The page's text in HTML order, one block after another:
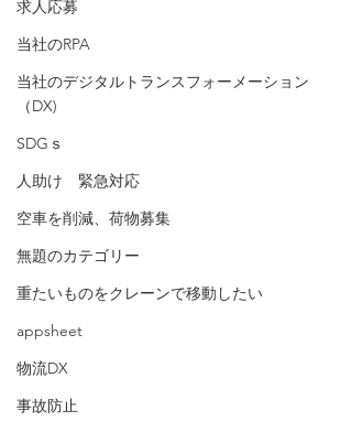
求人応募
当社のRPA
当社のデジタルトランスフォーメーション
（DX)
SDGｓ
人助け 緊急対応
空車を削減、荷物募集
無題のカテゴリー
重たいものをクレーンで移動したい
appsheet
物流DX
事故防止